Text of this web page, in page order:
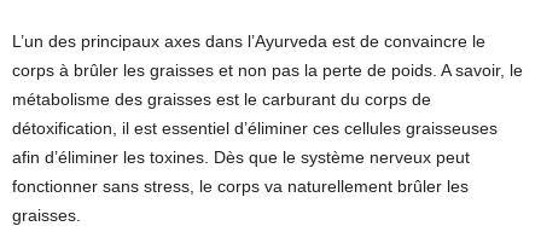
L’un des principaux axes dans l’Ayurveda est de convaincre le
corps à brûler les graisses et non pas la perte de poids. A savoir, le
métabolisme des graisses est le carburant du corps de
détoxification, il est essentiel d’éliminer ces cellules graisseuses
afin d’éliminer les toxines. Dès que le système nerveux peut
fonctionner sans stress, le corps va naturellement brûler les
graisses.